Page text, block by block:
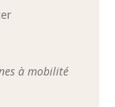
à mobilité